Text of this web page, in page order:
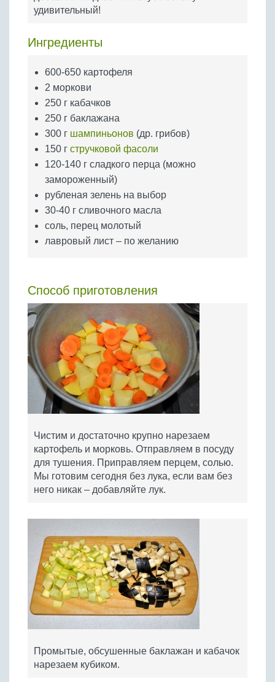
Бобовые
Крупы
удивительный!
Ингредиенты
600-650 картофеля
2 моркови
250 г кабачков
250 г баклажана
300 г шампиньонов (др. грибов)
150 г стручковой фасоли
120-140 г сладкого перца (можно
замороженный)
рубленая зелень на выбор
30-40 г сливочного масла
соль, перец молотый
лавровый лист – по желанию
Способ приготовления
Чистим и достаточно крупно нарезаем
картофель и морковь. Отправляем в посуду
для тушения. Приправляем перцем, солью.
Мы готовим сегодня без лука, если вам без
него никак – добавляйте лук.
Промытые, обсушенные баклажан и кабачок
нарезаем кубиком.